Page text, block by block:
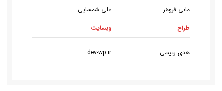
مانی فروهر
علی شمسایی
طراح
هدی رییسی
وبسایت
dev-wp.ir